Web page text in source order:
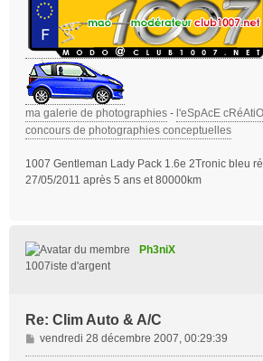
ma galerie de photographies - l'eSpAcE
concours de photographies conceptuelles
1007 Gentleman Lady Pack 1.6e 2Tronic bleu
27/05/2011 après 5 ans et 80000km
Ph3niX
1007iste d'argent
Re: Clim Auto & A/C
M
e
vendredi 28 décembre 2007, 00:29:39